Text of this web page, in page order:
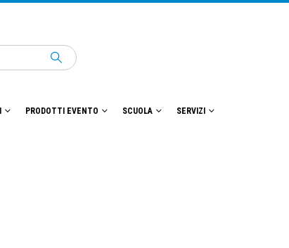
PRODOTTI EVENTO SCUOLA SERVIZI